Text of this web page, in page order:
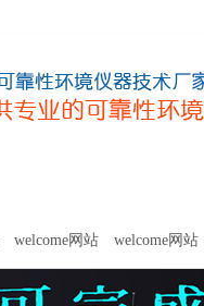
welcome网站 welcome网站